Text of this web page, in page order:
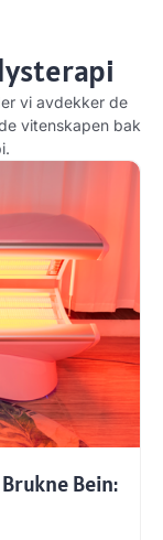
vi avdekker de
vitenskapen bak
Bein: